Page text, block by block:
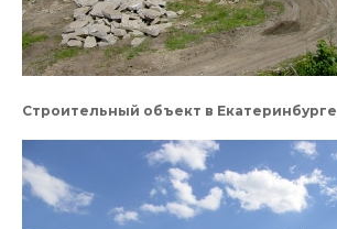
Строительный объект в Екатеринбурге